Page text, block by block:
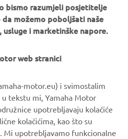
dizajnirani su za kupače na
društvena putovanja.
svestranost te brze, stabilne i
uparen s tehnologijom trupa
bismo razumjeli posjetitelje
možemo poboljšati naše
i marketinške napore.
web stranici
motor.eu) i svimostalim
tekstu mi, Yamaha Motor
upotrebljavaju kolačiće
kolačićima, kao što su
Mi upotrebljavamo funkcionalne